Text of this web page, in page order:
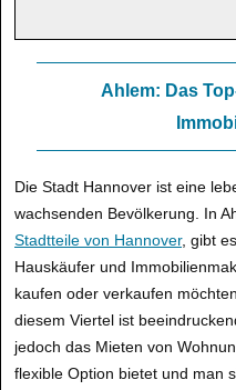
Ahlem: Das
Die Stadt Hannover ist eine
wachsenden Bevölkerung. In
Stadtteile von Hannover, gibt
Hauskäufer und
kaufen oder verkaufen
diesem Viertel ist
jedoch das Mieten von
flexible Option bietet und man